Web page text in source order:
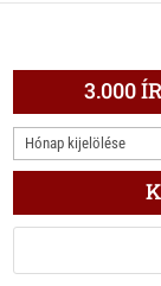
3.000
3.000
ÍRÁS
BLOGON